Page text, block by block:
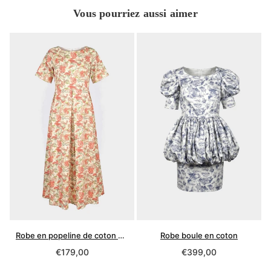
Vous pourriez aussi aimer
Robe en popeline de coton biologique
Prix
€179,00
Robe boule en coton
Prix
€399,00